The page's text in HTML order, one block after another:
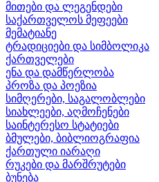
მითები და ლეგენდები
საქართველოს მეფეები
მემატიანე
ტრადიციები და სიმბოლიკა
ქართველები
ენა და დამწერლობა
პროზა და პოეზია
სიმღერები, საგალობლები
სიახლეები, აღმოჩენები
საინტერესო სტატიები
ბმულები, ბიბლიოგრაფია
ქართული იარაღი
რუკები და მარშრუტები
ბუნება